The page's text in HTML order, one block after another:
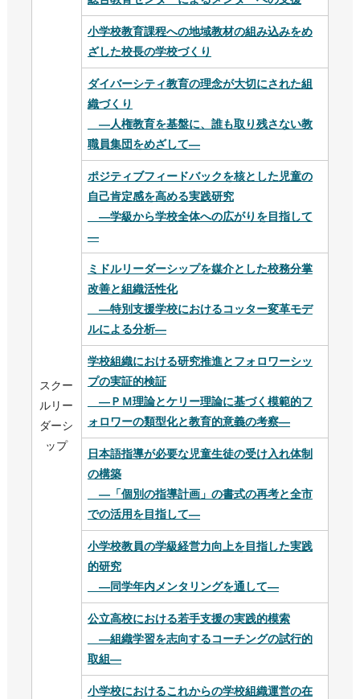
スクー
ルリー
ダーシ
ップ
小学校教育課程への地域教材の組み込みをめ
ざした校長の学校づくり
ダイバーシティ教育の理念が大切にされた組
織づくり
—人権教育を基盤に、誰も取り残さない教
職員集団をめざして—
ポジティブフィードバックを核とした児童の
自己肯定感を高める実践研究
—学級から学校全体への広がりを目指して
—
ミドルリーダーシップを媒介とした校務分掌
改善と組織活性化
—特別支援学校におけるコッター変革モデ
ルによる分析—
学校組織における研究推進とフォロワーシッ
プの実証的検証
―ＰＭ理論とケリー理論に基づく模範的フ
ォロワーの類型化と教育的意義の考察―
日本語指導が必要な児童生徒の受け入れ体制
の構築
―「個別の指導計画」の書式の再考と全市
での活用を目指して―
小学校教員の学級経営力向上を目指した実践
的研究
―同学年内メンタリングを通して―
公立高校における若手支援の実践的模索
―組織学習を志向するコーチングの試行的
取組―
小学校におけるこれからの学校組織運営の在